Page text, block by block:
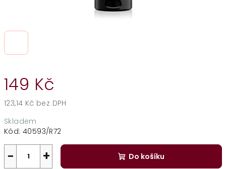
149 Kč
123,14 Kč bez DPH
cena:
Skladem
Kód: 40593/R72
+
− Do košíku